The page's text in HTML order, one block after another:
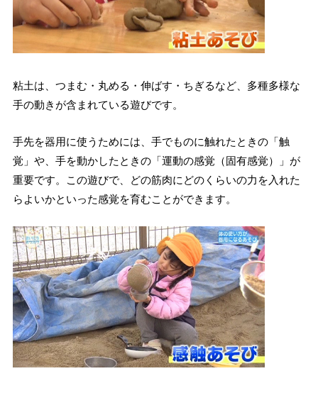
粘土は、つまむ・丸める・伸ばす・ちぎるなど、多種多様な
手の動きが含まれている遊びです。
手先を器用に使うためには、手でものに触れたときの「触
覚」や、手を動かしたときの「運動の感覚（固有感覚）」が
重要です。この遊びで、どの筋肉にどのくらいの力を入れた
らよいかといった感覚を育むことができます。